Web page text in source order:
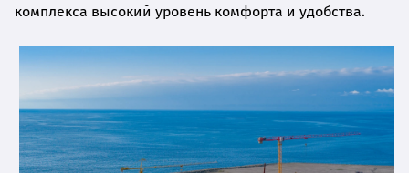
комплекса высокий уровень комфорта и удобства.